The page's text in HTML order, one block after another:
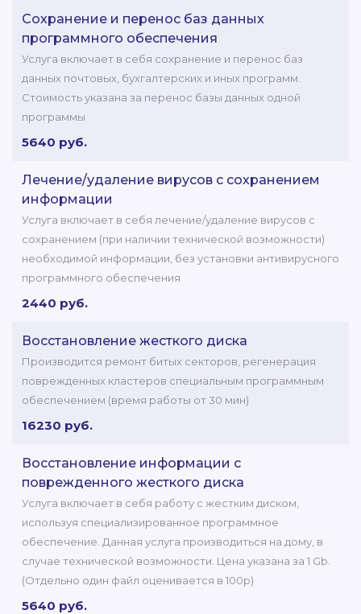
Сохранение и перенос баз данных
программного обеспечения
Услуга включает в себя сохранение и перенос баз
данных почтовых, бухгалтерских и иных программ.
Стоимость указана за перенос базы данных одной
программы
5640 руб.
Лечение/удаление вирусов с сохранением
информации
Услуга включает в себя лечение/удаление вирусов с
сохранением (при наличии технической возможности)
необходимой информации, без установки антивирусного
программного обеспечения
2440 руб.
Восстановление жесткого диска
Производится ремонт битых секторов, регенерация
поврежденных кластеров специальным программным
обеспечением (время работы от 30 мин)
16230 руб.
Восстановление информации с
поврежденного жесткого диска
Услуга включает в себя работу с жестким диском,
используя специализированное программное
обеспечение. Данная услуга производиться на дому, в
случае технической возможности. Цена указана за 1 Gb.
(Отдельно один файл оценивается в 100р)
5640 руб.